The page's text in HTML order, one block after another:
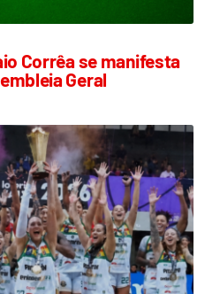
Corrêa se manifesta
Geral